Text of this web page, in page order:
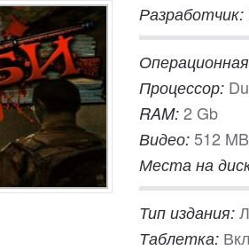
Разработчик:
Процессор:
RAM: 2 Gb
Видео: 512
Места на
Тип издания:
Таблетка: